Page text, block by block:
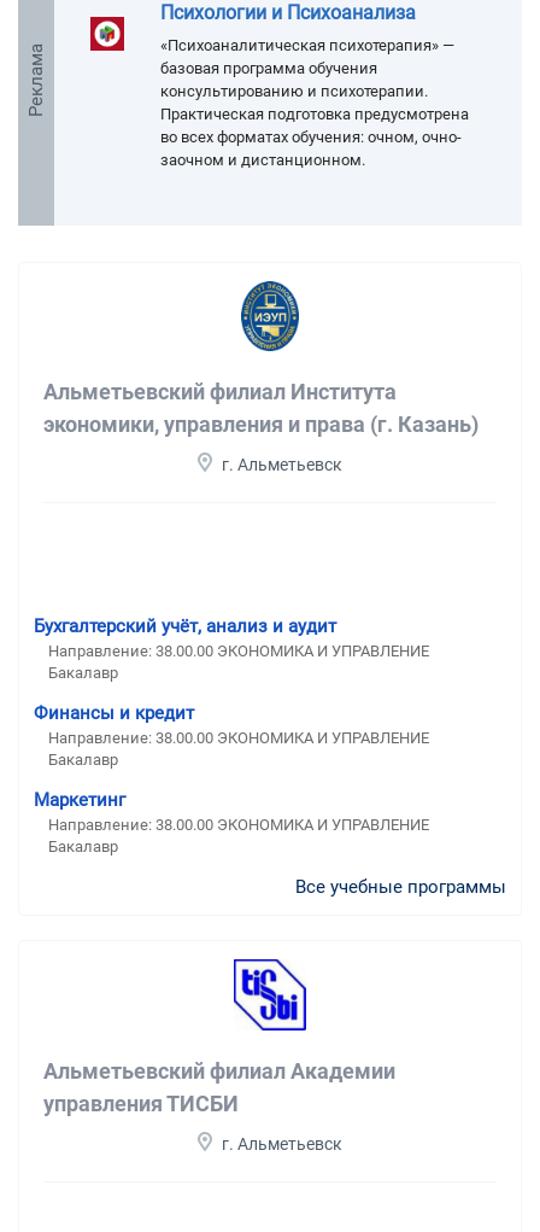
Реклама
Психологии и Психоанализа
«Психоаналитическая психотерапия» —
базовая программа обучения
консультированию и психотерапии.
Практическая подготовка предусмотрена
во всех форматах обучения: очном, очно-
заочном и дистанционном.
Альметьевский филиал Института
экономики, управления и права (г. Казань)
г. Альметьевск
Бухгалтерский учёт, анализ и аудит
Направление: 38.00.00 ЭКОНОМИКА И УПРАВЛЕНИЕ
Бакалавр
Финансы и кредит
Направление: 38.00.00 ЭКОНОМИКА И УПРАВЛЕНИЕ
Бакалавр
Маркетинг
Направление: 38.00.00 ЭКОНОМИКА И УПРАВЛЕНИЕ
Бакалавр
Все учебные программы
Альметьевский филиал Академии
управления ТИСБИ
г. Альметьевск